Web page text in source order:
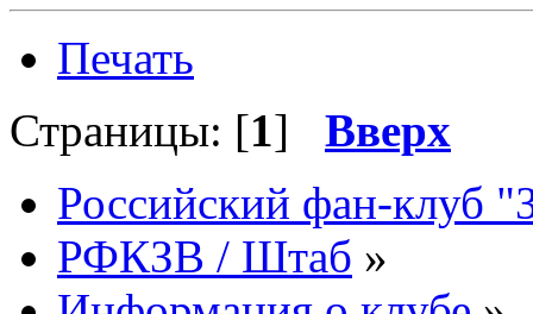
Печать
Страницы: [1] Вверх
Российский фан-клуб
РФКЗВ / Штаб »